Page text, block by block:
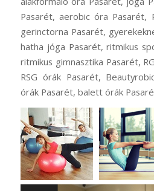
Pasarét, aerobic óra Pasarét,
gerinctorna Pasarét,
hatha jóga Pasarét, ritmikus
ritmikus gimnasztika Pasarét,
RSG órák Pasarét,
órák Pasarét, balett órák